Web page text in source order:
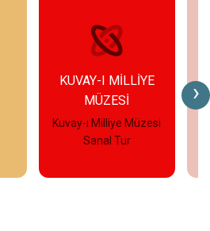
›
KUVAY-I MİLLİYE
MÜZESİ
Kuvay-ı Milliye Müzesi
Sanal Tur